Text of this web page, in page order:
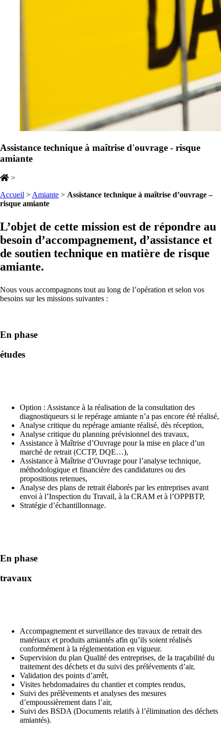
Assistance technique à maîtrise d'ouvrage - risque
amiante
>
Accueil > Amiante > Assistance technique à maîtrise d’ouvrage –
risque amiante
L’objet de cette mission est de répondre au
besoin d’accompagnement, d’assistance et
de soutien technique en matière de risque
amiante.
Nous vous accompagnons tout au long de l’opération et selon vos
besoins sur les missions suivantes :
En phase
études
Option : Assistance à la réalisation de la consultation des
diagnostiqueurs si le repérage amiante n’a pas encore été réalisé,
Analyse critique du repérage amiante réalisé, dès réception,
Analyse critique du planning prévisionnel des travaux,
Assistance à Maîtrise d’Ouvrage pour la mise en place d’un
marché de retrait (CCTP, DQE…),
Assistance à Maîtrise d’Ouvrage pour l’analyse technique,
méthodologique et financière des candidatures ou des
propositions retenues,
Analyse des plans de retrait élaborés par les entreprises avant
envoi à l’Inspection du Travail, à la CRAM et à l’OPPBTP,
Stratégie d’échantillonnage.
En phase
travaux
Accompagnement et surveillance des travaux de retrait des
matériaux et produits amiantés afin qu’ils soient réalisés
conformément à la réglementation en vigueur.
Supervision du plan Qualité des entreprises, de la traçabilité du
traitement des déchets et du suivi des prélévements d’air,
Validation des points d’arrêt,
Visites hebdomadaires du chantier et comptes rendus,
Suivi des prélèvements et analyses des mesures
d’empoussièrement dans l’air,
Suivi des BSDA (Documents relatifs à l’élimination des déchets
amiantés).